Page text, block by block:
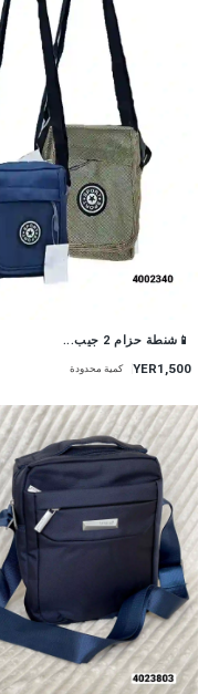
📱شنطة حزام 2 جيب...
YER1,500 كمية محدودة